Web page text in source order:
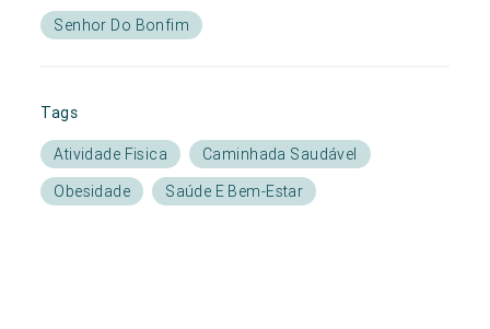
Senhor Do Bonfim
Tags
Atividade Fisica
Caminhada Saudável
Obesidade
Saúde E Bem-Estar